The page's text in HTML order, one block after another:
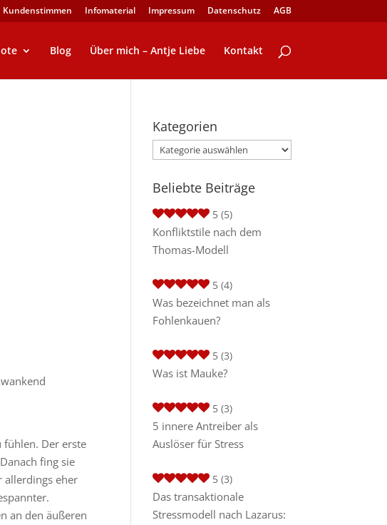
Kundenstimmen Infomaterial Impressum Datenschutz AGB
Blog Über mich – Antje Liebe Kontakt
fühlen. Der erste
fing sie
allerdings eher
an den äußeren
Kategorien
Kategorien
Beliebte Beiträge
5 (5)
Konfliktstile nach dem
Thomas-Modell
5 (4)
Was bezeichnet man als
Fohlenkauen?
5 (3)
Was ist Mauke?
5 (3)
5 innere Antreiber als
Auslöser für Stress
5 (3)
Das transaktionale
Stressmodell nach Lazarus: